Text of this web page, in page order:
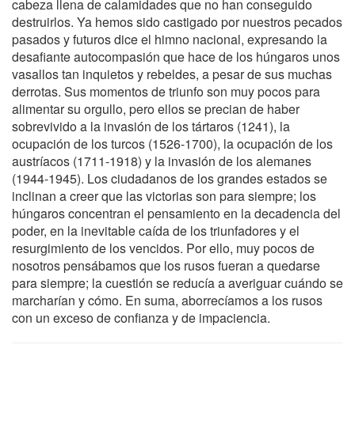
cabeza llena de calamidades que no han conseguido
destruirlos. Ya hemos sido castigado por nuestros pecados
pasados y futuros dice el himno nacional, expresando la
desafiante autocompasión que hace de los húngaros unos
vasallos tan inquietos y rebeldes, a pesar de sus muchas
derrotas. Sus momentos de triunfo son muy pocos para
alimentar su orgullo, pero ellos se precian de haber
sobrevivido a la invasión de los tártaros (1241), la
ocupación de los turcos (1526-1700), la ocupación de los
austríacos (1711-1918) y la invasión de los alemanes
(1944-1945). Los ciudadanos de los grandes estados se
inclinan a creer que las victorias son para siempre; los
húngaros concentran el pensamiento en la decadencia del
poder, en la inevitable caída de los triunfadores y el
resurgimiento de los vencidos. Por ello, muy pocos de
nosotros pensábamos que los rusos fueran a quedarse
para siempre; la cuestión se reducía a averiguar cuándo se
marcharían y cómo. En suma, aborrecíamos a los rusos
con un exceso de confianza y de impaciencia.